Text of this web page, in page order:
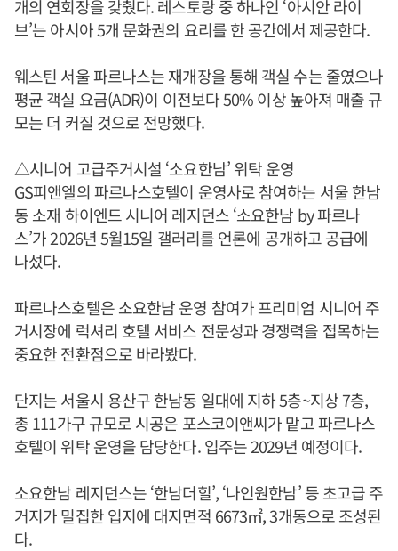
개의 연회장을 갖췄다. 레스토랑 중 하나인 ‘아시안 라이
브’는 아시아 5개 문화권의 요리를 한 공간에서 제공한다.
웨스틴 서울 파르나스는 재개장을 통해 객실 수는 줄였으나
평균 객실 요금(ADR)이 이전보다 50% 이상 높아져 매출 규
모는 더 커질 것으로 전망했다.
△시니어 고급주거시설 ‘소요한남’ 위탁 운영
GS피앤엘의 파르나스호텔이 운영사로 참여하는 서울 한남
동 소재 하이엔드 시니어 레지던스 ‘소요한남 by 파르나
스’가 2026년 5월15일 갤러리를 언론에 공개하고 공급에
나섰다.
파르나스호텔은 소요한남 운영 참여가 프리미엄 시니어 주
거시장에 럭셔리 호텔 서비스 전문성과 경쟁력을 접목하는
중요한 전환점으로 바라봤다.
단지는 서울시 용산구 한남동 일대에 지하 5층~지상 7층,
총 111가구 규모로 시공은 포스코이앤씨가 맡고 파르나스
호텔이 위탁 운영을 담당한다. 입주는 2029년 예정이다.
소요한남 레지던스는 ‘한남더힐’, ‘나인원한남’ 등 초고급 주
거지가 밀집한 입지에 대지면적 6673㎡, 3개동으로 조성된
다.